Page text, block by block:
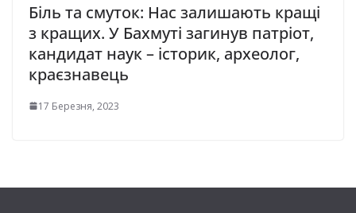
Біль та смуток: Нас залишають кращі
з кращих. У Бахмуті загинув патріот,
кандидат наук – історик, археолог,
краєзнавець
17 Березня, 2023